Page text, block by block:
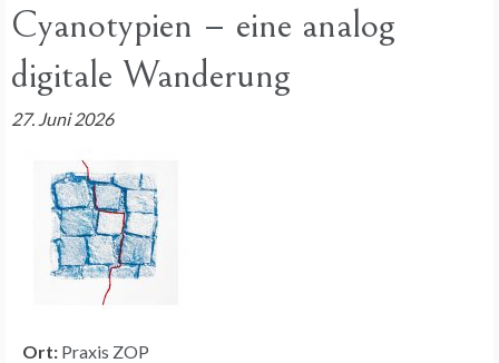
Cyanotypien – eine analog
digitale Wanderung
27. Juni 2026
Ort: Praxis ZOP